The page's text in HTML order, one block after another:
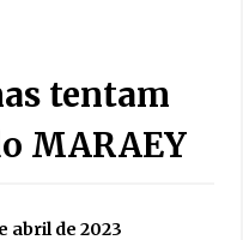
tentam
MARAEY
abril de 2023